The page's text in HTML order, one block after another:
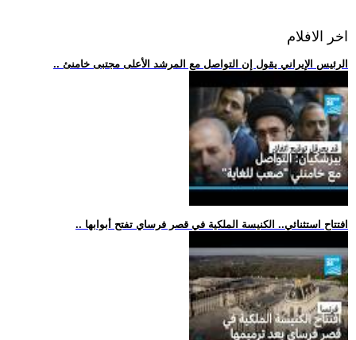
اخر الافلام
.. الرئيس الإيراني يقول إن التواصل مع المرشد الأعلى مجتبى خامنئ
.. افتتاح استثنائي.. الكنيسة الملكية في قصر فرساي تفتح أبوابها